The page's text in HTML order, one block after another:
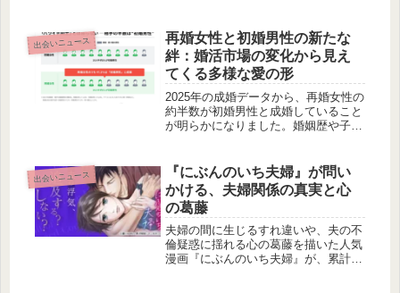
により、誠実なユーザーが安心して利
用できる環境を提供し、オンラインで
の出会いにおける信頼性の向上を目指
します。
出会いニュース
再婚女性と初婚男性の新たな
絆：婚活市場の変化から見え
てくる多様な愛の形
2025年の成婚データから、再婚女性の
約半数が初婚男性と成婚していること
が明らかになりました。婚姻歴や子ど
について、IBJ結婚みらい研究所の調
査結果を基に考察します。
出会いニュース
『にぶんのいち夫婦』が問い
かける、夫婦関係の真実と心
の葛藤
夫婦の間に生じるすれ違いや、夫の不
倫疑惑に揺れる心の葛藤を描いた人気
漫画『にぶんのいち夫婦』が、累計